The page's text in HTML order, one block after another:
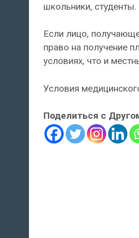
школьники, студенты.
Если лицо,
право на получение
условиях, что и
Условия
Поделиться с